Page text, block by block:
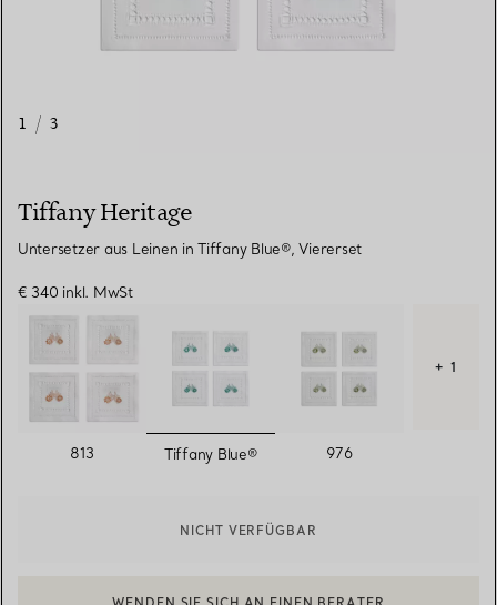
1 / 3
Tiffany Heritage
Untersetzer aus Leinen in Tiffany Blue®, Viererset
€ 340 inkl. MwSt
813 ausgewählt
Tiffany Blue® 976
+ 1
NICHT VERFÜGBAR